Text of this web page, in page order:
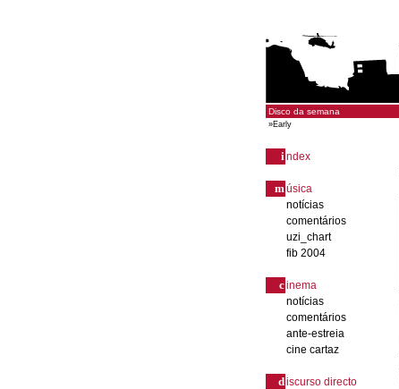
Disco da semana
»Early
index
música
notícias
comentários
uzi_chart
fib 2004
cinema
notícias
comentários
ante-estreia
cine cartaz
discurso directo